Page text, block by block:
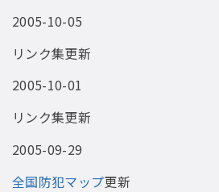
2005-10-05
リンク集更新
2005-10-01
リンク集更新
2005-09-29
全国防犯マップ更新